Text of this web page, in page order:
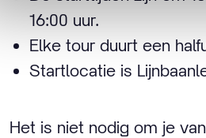
16:00 uur.
Elke tour duurt een
Startlocatie is
Het is niet nodig om je